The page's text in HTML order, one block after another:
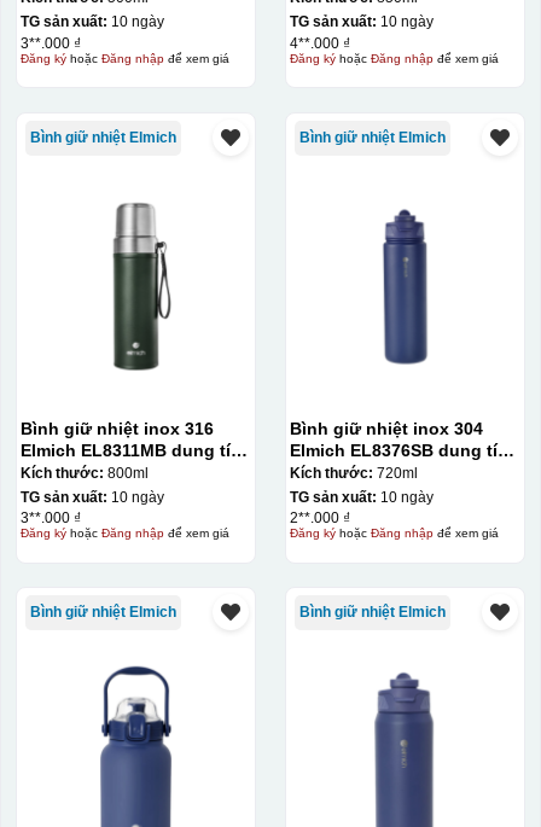
TG sản xuất: 10 ngày
3**.000 ₫
Đăng kýhoặc Đăng nhậpđể xem giá
TG sản xuất: 10 ngày
4**.000 ₫
Đăng kýhoặc Đăng nhậpđể xem giá
Bình giữ nhiệt Elmich
Bình giữ nhiệt inox 316
Elmich EL8311MB dung tích
800ml
Kích thước: 800ml
TG sản xuất: 10 ngày
3**.000 ₫
Đăng kýhoặc Đăng nhậpđể xem giá
Bình giữ nhiệt Elmich
Bình giữ nhiệt inox 304
Elmich EL8376SB dung tích
720ml
Kích thước: 720ml
TG sản xuất: 10 ngày
2**.000 ₫
Đăng kýhoặc Đăng nhậpđể xem giá
Bình giữ nhiệt Elmich Bình giữ nhiệt Elmich